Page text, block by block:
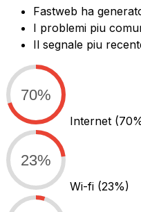
Fastweb ha
I problemi piu
Il segnale piu
70%
Internet
23%
Wi-fi (23%)